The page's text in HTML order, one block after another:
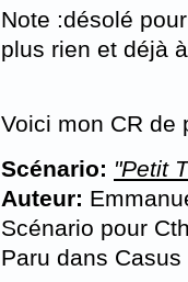
Note :désolé
plus rien et déjà
Voici mon CR de
Scénario: "Petit
Auteur:
Scénario pour
Paru dans